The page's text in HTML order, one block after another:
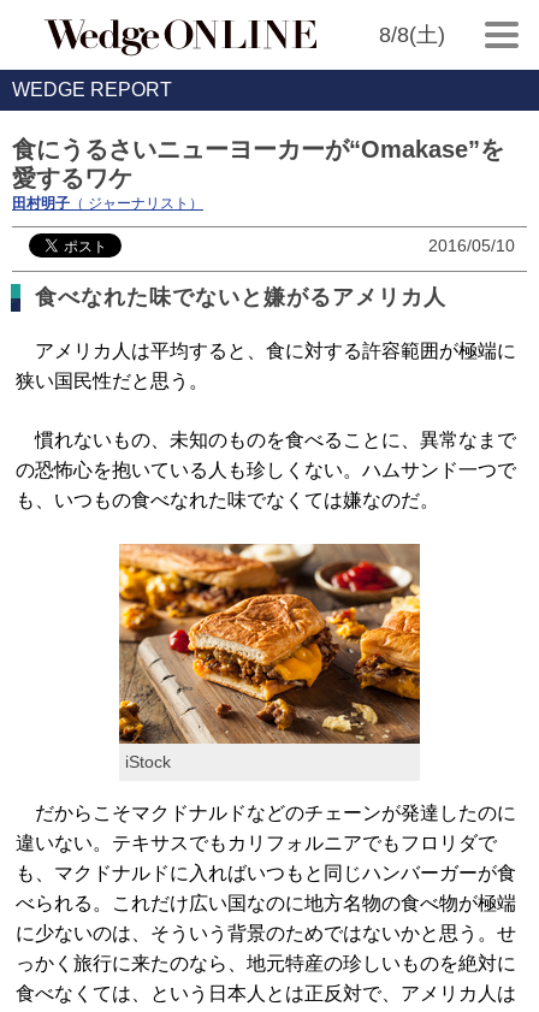
8/8(土)
WEDGE REPORT
食にうるさいニューヨーカーが“Omakase”を
愛するワケ
田村明子 （ ジャーナリスト）
2016/05/10
食べなれた味でないと嫌がるアメリカ人
アメリカ人は平均すると、食に対する許容範囲が極端に
狭い国民性だと思う。
慣れないもの、未知のものを食べることに、異常なまで
の恐怖心を抱いている人も珍しくない。ハムサンド一つで
も、いつもの食べなれた味でなくては嫌なのだ。
iStock
だからこそマクドナルドなどのチェーンが発達したのに
違いない。テキサスでもカリフォルニアでもフロリダで
も、マクドナルドに入ればいつもと同じハンバーガーが食
べられる。これだけ広い国なのに地方名物の食べ物が極端
に少ないのは、そういう背景のためではないかと思う。せ
っかく旅行に来たのなら、地元特産の珍しいものを絶対に
食べなくては、という日本人とは正反対で、アメリカ人は